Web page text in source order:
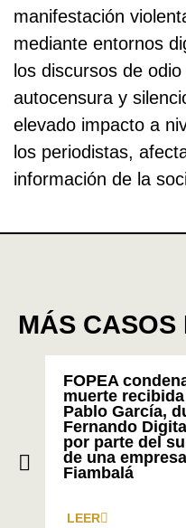
manifestación
mediante entornos
los discursos de
autocensura y
elevado impacto a
los periodistas,
información de la
MÁS CASOS
FOPEA
muerte
Pablo García,
Fernando
por parte del
de una
Fiambalá
LEER